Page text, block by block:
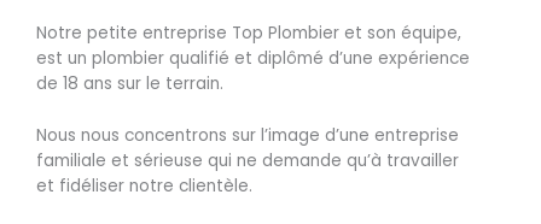
Notre petite entreprise Top Plombier et son équipe,
est un plombier qualifié et diplômé d’une expérience
de 18 ans sur le terrain.
Nous nous concentrons sur l’image d’une entreprise
familiale et sérieuse qui ne demande qu’à travailler
et fidéliser notre clientèle.